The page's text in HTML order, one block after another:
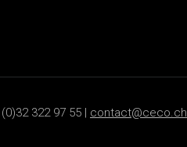
322 97 55 | contact@ceco.ch